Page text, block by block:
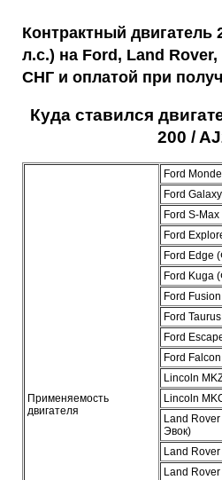
Контрактный двигатель
л.с.) на Ford, Land
СНГ и оплатой при
Куда ставился
200 /
Применяемость
двигателя
Ford
Ford
Ford S-
Ford
Ford Edge
Ford Kuga
Ford
Ford
Ford
Ford
Lincoln
Lincoln
Land
Эвок)
Land
Land